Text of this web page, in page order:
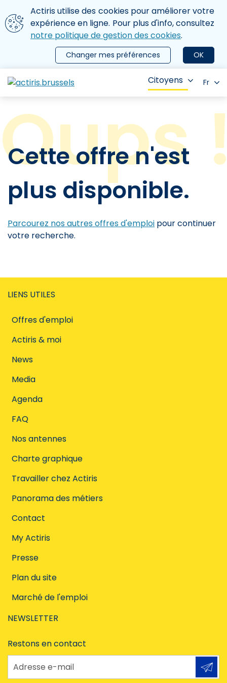
Aller au contenu principal
Nous utilisons des cookies
Actiris utilise des cookies pour améliorer votre
expérience en ligne. Pour plus d'info, consultez
notre politique de gestion des cookies.
OK
Changer mes préférences
le menu
Citoyens Fr
Cette offre n'est
plus disponible.
Parcourez nos autres offres d'emploi pour continuer
votre recherche.
LIENS UTILES
Offres d'emploi
Actiris & moi
News
Media
Agenda
FAQ
Nos antennes
Charte graphique
Travailler chez Actiris
Panorama des métiers
Contact
My Actiris
Presse
Plan du site
Marché de l'emploi
NEWSLETTER
Restons en contact
Adresse e-mail